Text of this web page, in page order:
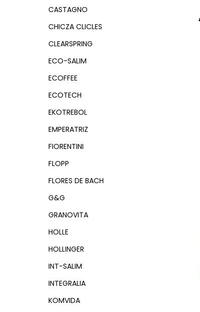
CASTAGNO
CHICZA CLICLES
CLEARSPRING
ECO-SALIM
ECOFFEE
ECOTECH
EKOTREBOL
EMPERATRIZ
FIORENTINI
FLOPP
FLORES DE BACH
G&G
GRANOVITA
HOLLE
HOLLINGER
INT-SALIM
INTEGRALIA
KOMVIDA